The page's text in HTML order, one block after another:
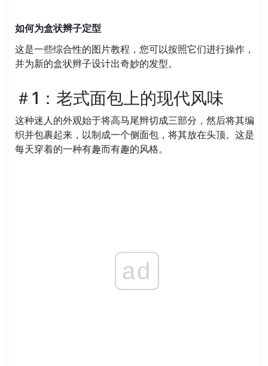
如何为盒状辫子定型
这是一些综合性的图片教程，您可以按照它们进行操作，
并为新的盒状辫子设计出奇妙的发型。
＃1：老式面包上的现代风味
这种迷人的外观始于将高马尾辫切成三部分，然后将其编
织并包裹起来，以制成一个侧面包，将其放在头顶。这是
每天穿着的一种有趣而有趣的风格。
ad